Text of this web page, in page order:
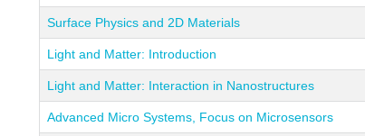
Surface Physics and 2D Materials
Light and Matter: Introduction
Light and Matter: Interaction in Nanostructures
Advanced Micro Systems, Focus on Microsensors